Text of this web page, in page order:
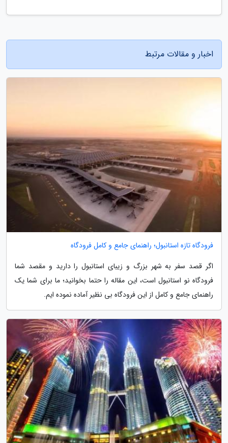
اخبار و مقالات مرتبط
فرودگاه تازه استانبول؛ راهنمای جامع و کامل فرودگاه
اگر قصد سفر به شهر بزرگ و زیبای استانبول را دارید و مقصد شما
فرودگاه نو استانبول است، این مقاله را حتما بخوانید؛ ما برای شما یک
راهنمای جامع و کامل از این فرودگاه بی نظیر آماده نموده ایم.